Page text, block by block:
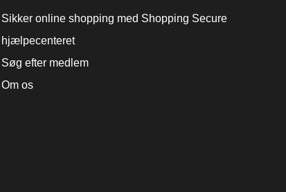
Sikker online shopping med Shopping Secure
hjælpecenteret
Søg efter medlem
Om os